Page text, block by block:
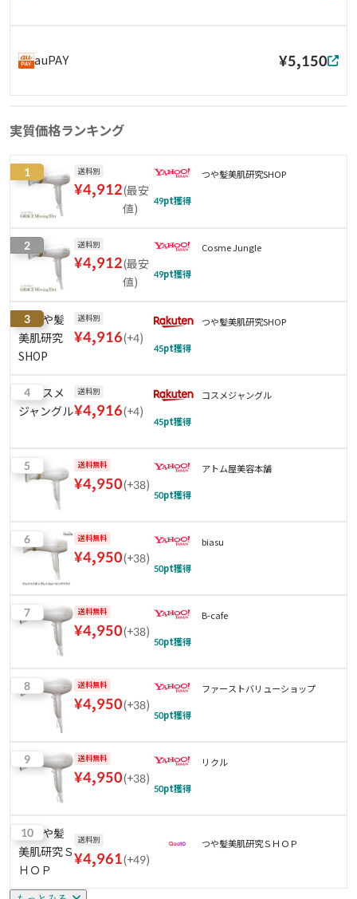
auPAY ¥5,150
実質価格ランキング
1 送料別
¥4,912(最安
値)
つや髪美肌研究SHOP
49pt獲得
2 送料別
¥4,912(最安
値)
Cosme Jungle
49pt獲得
3 送料別
¥4,916(+4)
つや髪美肌研究SHOP
45pt獲得
4 送料別
¥4,916(+4)
コスメジャングル
45pt獲得
5 送料無料
¥4,950(+38)
アトム屋美容本舗
50pt獲得
6 送料無料
¥4,950(+38)
biasu
50pt獲得
7 送料無料
¥4,950(+38)
B-cafe
50pt獲得
8 送料無料
¥4,950(+38)
ファーストバリューショップ
50pt獲得
9 送料無料
¥4,950(+38)
リクル
50pt獲得
10
送料別
¥4,961(+49)
つや髪美肌研究ＳＨＯＰ